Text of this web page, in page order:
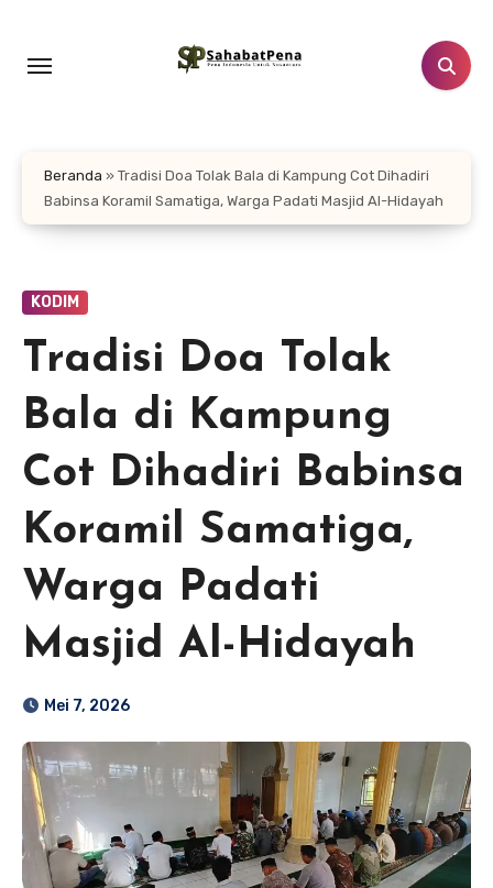
konten
Beranda » Tradisi Doa Tolak Bala di Kampung Cot Dihadiri
Babinsa Koramil Samatiga, Warga Padati Masjid Al-Hidayah
KODIM
Tradisi Doa Tolak
Bala di Kampung
Cot Dihadiri Babinsa
Koramil Samatiga,
Warga Padati
Masjid Al-Hidayah
Mei 7, 2026